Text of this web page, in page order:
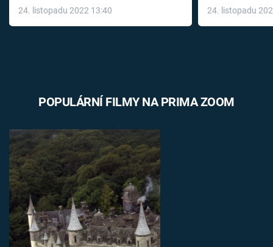
24. listopadu 2022 13:40
léky
24. listopadu
POPULÁRNÍ FILMY NA PRIMA ZOOM